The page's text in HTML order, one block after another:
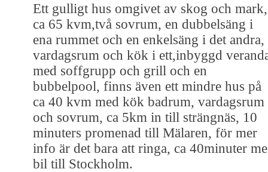
Ett gulligt hus omgivet av skog och mark,
ca 65 kvm,två sovrum, en dubbelsäng i
ena rummet och en enkelsäng i det andra,
vardagsrum och kök i ett,inbyggd
med soffgrupp och grill och en
bubbelpool, finns även ett mindre hus på
ca 40 kvm med kök badrum, vardagsrum
och sovrum, ca 5km in till strängnäs, 10
minuters promenad till Mälaren, för mer
info är det bara att ringa, ca 40minuter
bil till Stockholm.